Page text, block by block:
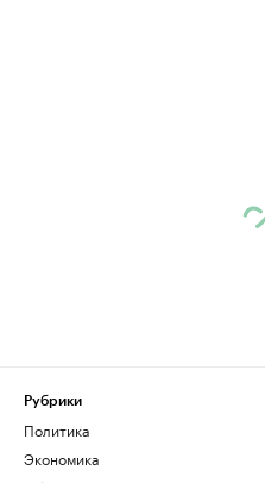
Рубрики
Политика
Экономика